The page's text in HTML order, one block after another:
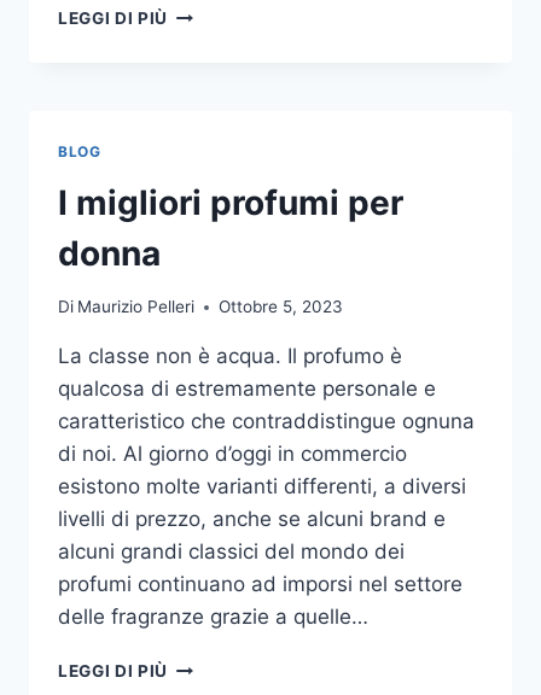
LEGGI DI PIÙ
VIDEO
BLOG
I migliori profumi per
donna
Di Maurizio Pelleri Ottobre 5, 2023
La classe non è acqua. Il profumo è
qualcosa di estremamente personale e
caratteristico che contraddistingue ognuna
di noi. Al giorno d’oggi in commercio
esistono molte varianti differenti, a diversi
livelli di prezzo, anche se alcuni brand e
alcuni grandi classici del mondo dei
profumi continuano ad imporsi nel settore
delle fragranze grazie a quelle…
LEGGI DI PIÙ